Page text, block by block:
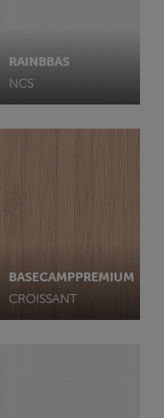
RAINBBAS
NCS
BASECAMPPREMIUM
CROISSANT